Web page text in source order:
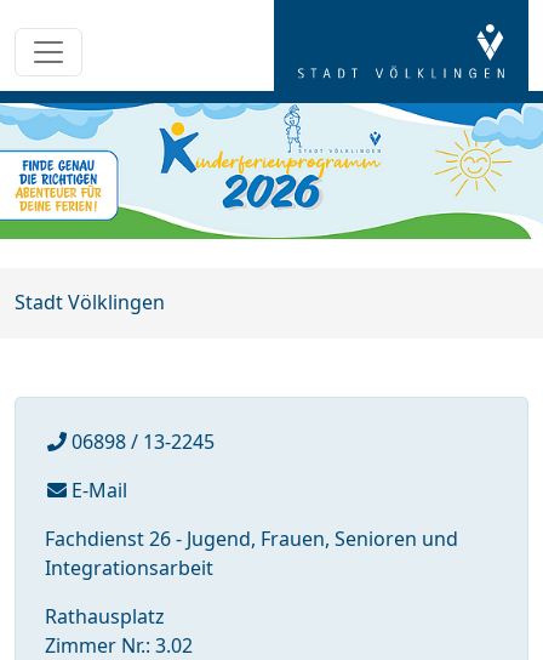
Stadt Völklingen
06898 / 13-2245
E-Mail
Fachdienst 26 - Jugend, Frauen, Senioren und
Integrationsarbeit
Rathausplatz
Zimmer Nr.: 3.02